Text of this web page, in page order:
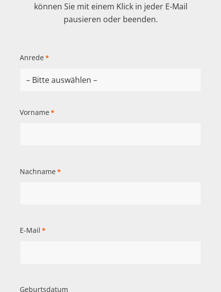
können Sie mit einem Klick in jeder E-Mail
pausieren oder beenden.
Anrede *
Vorname *
Nachname *
E-Mail *
Geburtsdatum